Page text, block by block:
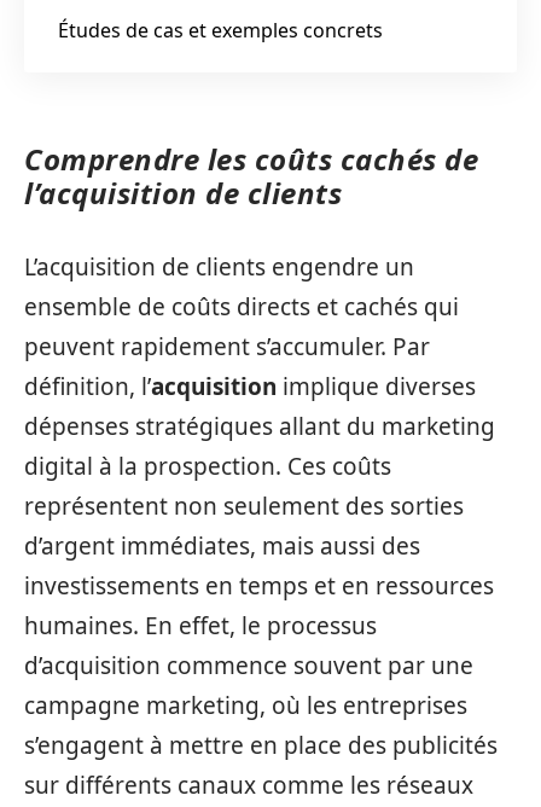
Études de cas et exemples concrets
Comprendre les coûts cachés de
l’acquisition de clients
L’acquisition de clients engendre un
ensemble de coûts directs et cachés qui
peuvent rapidement s’accumuler. Par
définition, l’acquisition implique diverses
dépenses stratégiques allant du marketing
digital à la prospection. Ces coûts
représentent non seulement des sorties
d’argent immédiates, mais aussi des
investissements en temps et en ressources
humaines. En effet, le processus
d’acquisition commence souvent par une
campagne marketing, où les entreprises
s’engagent à mettre en place des publicités
sur différents canaux comme les réseaux